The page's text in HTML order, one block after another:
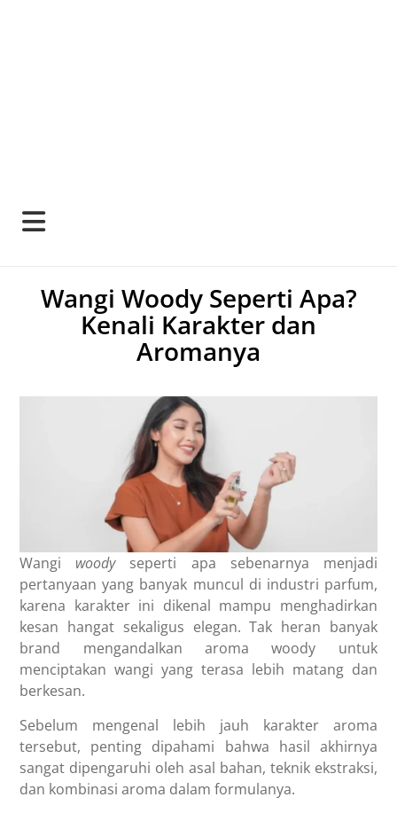
Wangi Woody Seperti Apa?
Kenali Karakter dan
Aromanya
Wangi woodyseperti apa sebenarnya menjadi
pertanyaan yang banyak muncul di industri parfum,
karena karakter ini dikenal mampu menghadirkan
kesan hangat sekaligus elegan. Tak heran banyak
brand mengandalkan aroma woody untuk
menciptakan wangi yang terasa lebih matang dan
berkesan.
Sebelum mengenal lebih jauh karakter aroma
tersebut, penting dipahami bahwa hasil akhirnya
sangat dipengaruhi oleh asal bahan, teknik ekstraksi,
dan kombinasi aroma dalam formulanya.